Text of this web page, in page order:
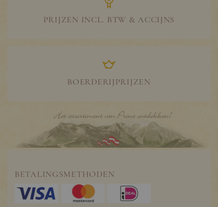
PRIJZEN INCL. BTW & ACCIJNS
BOERDERIJPRIJZEN
BETALINGSMETHODEN